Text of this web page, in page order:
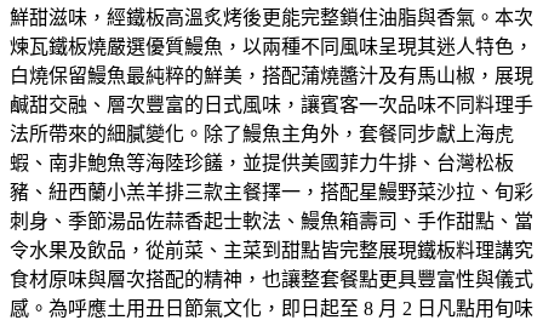
鮮甜滋味，經鐵板高溫炙烤後更能完整鎖住油脂與香氣。本次
煉瓦鐵板燒嚴選優質鰻魚，以兩種不同風味呈現其迷人特色，
白燒保留鰻魚最純粹的鮮美，搭配蒲燒醬汁及有馬山椒，展現
鹹甜交融、層次豐富的日式風味，讓賓客一次品味不同料理手
法所帶來的細膩變化。除了鰻魚主角外，套餐同步獻上海虎
蝦、南非鮑魚等海陸珍饈，並提供美國菲力牛排、台灣松板
豬、紐西蘭小羔羊排三款主餐擇一，搭配星鰻野菜沙拉、旬彩
刺身、季節湯品佐蒜香起士軟法、鰻魚箱壽司、手作甜點、當
令水果及飲品，從前菜、主菜到甜點皆完整展現鐵板料理講究
食材原味與層次搭配的精神，也讓整套餐點更具豐富性與儀式
感。為呼應土用丑日節氣文化，即日起至 8 月 2 日凡點用旬味